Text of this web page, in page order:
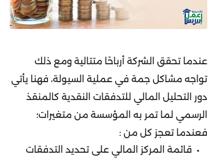
عندما تحقق الشركة أرباحًا متتالية ومع ذلك
تواجه مشاكل جمة في عملية السيولة، فهنا يأتي
دور التحليل المالي للتدفقات النقدية كالمنقذ
الرسمي لما تمر به المؤسسة من متغيرات؛
فعندما تعجز كل من :
قائمة المركز المالي على تحديد التدفقات